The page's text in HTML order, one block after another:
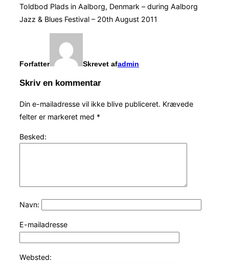
Toldbod Plads in Aalborg, Denmark – during Aalborg
Jazz & Blues Festival – 20th August 2011
Forfatter Skrevet afadmin
Skriv en kommentar
Din e-mailadresse vil ikke blive publiceret. Krævede
felter er markeret med *
Besked:
Navn:
E-mailadresse
Websted: